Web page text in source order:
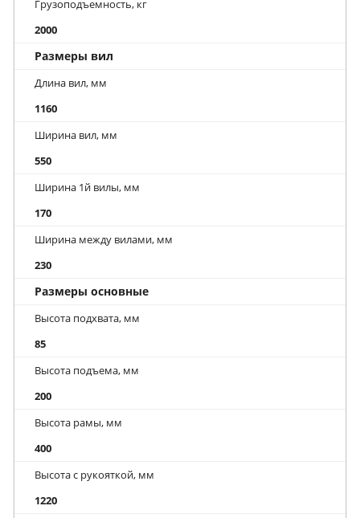
Грузоподъемность, кг
2000
Размеры вил
Длина вил, мм
1160
Ширина вил, мм
550
Ширина 1й вилы, мм
170
Ширина между вилами, мм
230
Размеры основные
Высота подхвата, мм
85
Высота подъема, мм
200
Высота рамы, мм
400
Высота с рукояткой, мм
1220